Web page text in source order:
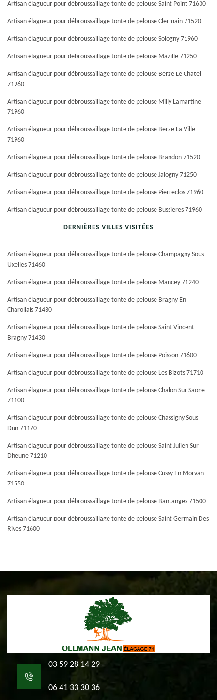
Artisan élagueur pour débroussaillage tonte de pelouse Saint Point 71630
Artisan élagueur pour débroussaillage tonte de pelouse Clermain 71520
Artisan élagueur pour débroussaillage tonte de pelouse Sologny 71960
Artisan élagueur pour débroussaillage tonte de pelouse Mazille 71250
Artisan élagueur pour débroussaillage tonte de pelouse Berze Le Chatel
71960
Artisan élagueur pour débroussaillage tonte de pelouse Milly Lamartine
71960
Artisan élagueur pour débroussaillage tonte de pelouse Berze La Ville
71960
Artisan élagueur pour débroussaillage tonte de pelouse Brandon 71520
Artisan élagueur pour débroussaillage tonte de pelouse Jalogny 71250
Artisan élagueur pour débroussaillage tonte de pelouse Pierreclos 71960
Artisan élagueur pour débroussaillage tonte de pelouse Bussieres 71960
DERNIÈRES VILLES VISITÉES
Artisan élagueur pour débroussaillage tonte de pelouse Champagny Sous
Uxelles 71460
Artisan élagueur pour débroussaillage tonte de pelouse Mancey 71240
Artisan élagueur pour débroussaillage tonte de pelouse Bragny En
Charollais 71430
Artisan élagueur pour débroussaillage tonte de pelouse Saint Vincent
Bragny 71430
Artisan élagueur pour débroussaillage tonte de pelouse Poisson 71600
Artisan élagueur pour débroussaillage tonte de pelouse Les Bizots 71710
Artisan élagueur pour débroussaillage tonte de pelouse Chalon Sur Saone
71100
Artisan élagueur pour débroussaillage tonte de pelouse Chassigny Sous
Dun 71170
Artisan élagueur pour débroussaillage tonte de pelouse Saint Julien Sur
Dheune 71210
Artisan élagueur pour débroussaillage tonte de pelouse Cussy En Morvan
71550
Artisan élagueur pour débroussaillage tonte de pelouse Bantanges 71500
Artisan élagueur pour débroussaillage tonte de pelouse Saint Germain Des
Rives 71600
03 59 28 14 29
06 41 33 30 36